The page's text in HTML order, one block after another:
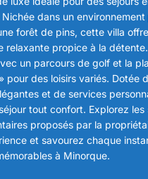
dans un
forêt de pins, cette villa
relaxante propice à la
un parcours de golf et la
pour des loisirs variés. Dotée
et de services
tout confort. Explorez les
proposés par la
et savourez chaque
à Minorque.